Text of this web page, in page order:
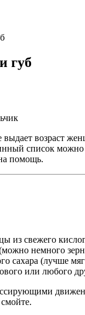
губ
выдает возраст
список
помощь.
из свежего
немного
сахара (лучше
или любого